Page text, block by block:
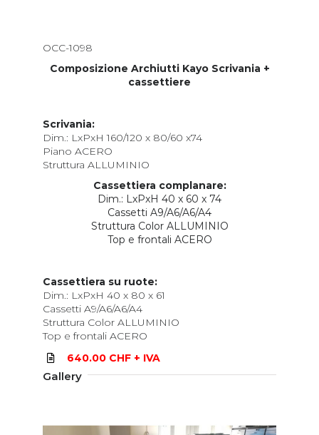
OCC-1098
Composizione Archiutti Kayo Scrivania +
cassettiere
Scrivania:
Dim.: LxPxH 160/120 x 80/60 x74
Piano ACERO
Struttura ALLUMINIO
Cassettiera complanare:
Dim.: LxPxH 40 x 60 x 74
Cassetti A9/A6/A6/A4
Struttura Color ALLUMINIO
Top e frontali ACERO
Cassettiera su ruote:
Dim.: LxPxH 40 x 80 x 61
Cassetti A9/A6/A6/A4
Struttura Color ALLUMINIO
Top e frontali ACERO
640.00 CHF + IVA
Gallery